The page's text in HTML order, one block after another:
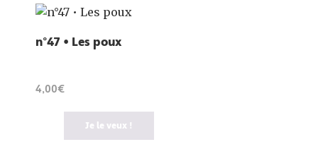
n°47 • Les poux
4,00€
Je le veux !